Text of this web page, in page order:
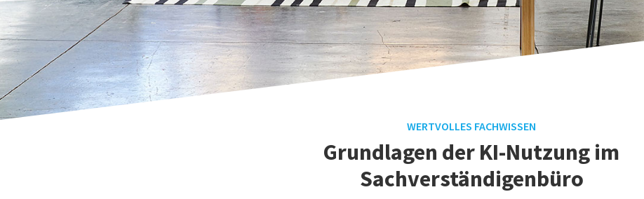
WERTVOLLES FACHWISSEN
Grundlagen der KI-Nutzung im
Sachverständigenbüro